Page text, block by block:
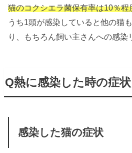
猫のコクシエラ菌保有率は10％程
うち1頭が感染していると他の猫
り、もちろん飼い主さんへの感染
Q熱に感染した時の症状
感染した猫の症状